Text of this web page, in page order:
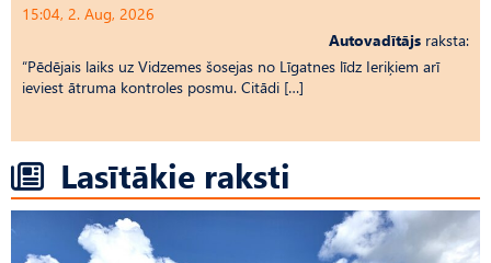
15:04, 2. Aug, 2026
Autovadītājs raksta:
“Pēdējais laiks uz Vid­ze­mes šosejas no Līgatnes līdz Ieriķiem arī
ieviest ātruma kontroles posmu. Citādi […]
Lasītākie raksti